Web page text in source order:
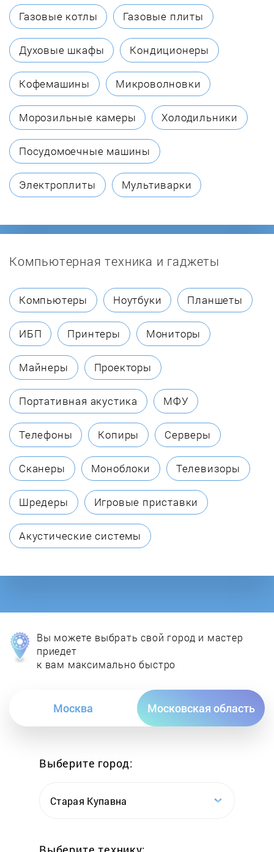
CHAMPION
ChunTao
CMI
Comfort
Cramer
Cub Cadet
Defort
Delta
DENZEL
DeWALT
DGM
Diold
Doffler
Dormak
ECHO
Elitech
Газовые котлы Газовые плиты
Духовые шкафы Кондиционеры
Кофемашины Микроволновки
Морозильные камеры Холодильники
Посудомоечные машины
Электроплиты Мультиварки
Компьютерная техника и гаджеты
Компьютеры Ноутбуки Планшеты
ИБП Принтеры Мониторы
Майнеры Проекторы
Портативная акустика МФУ
Телефоны Копиры Серверы
Сканеры Моноблоки Телевизоры
Шредеры Игровые приставки
Акустические системы
Вы можете выбрать свой город и мастер
приедет
к вам максимально быстро
Москва Московская область
Выберите город:
Старая Купавна